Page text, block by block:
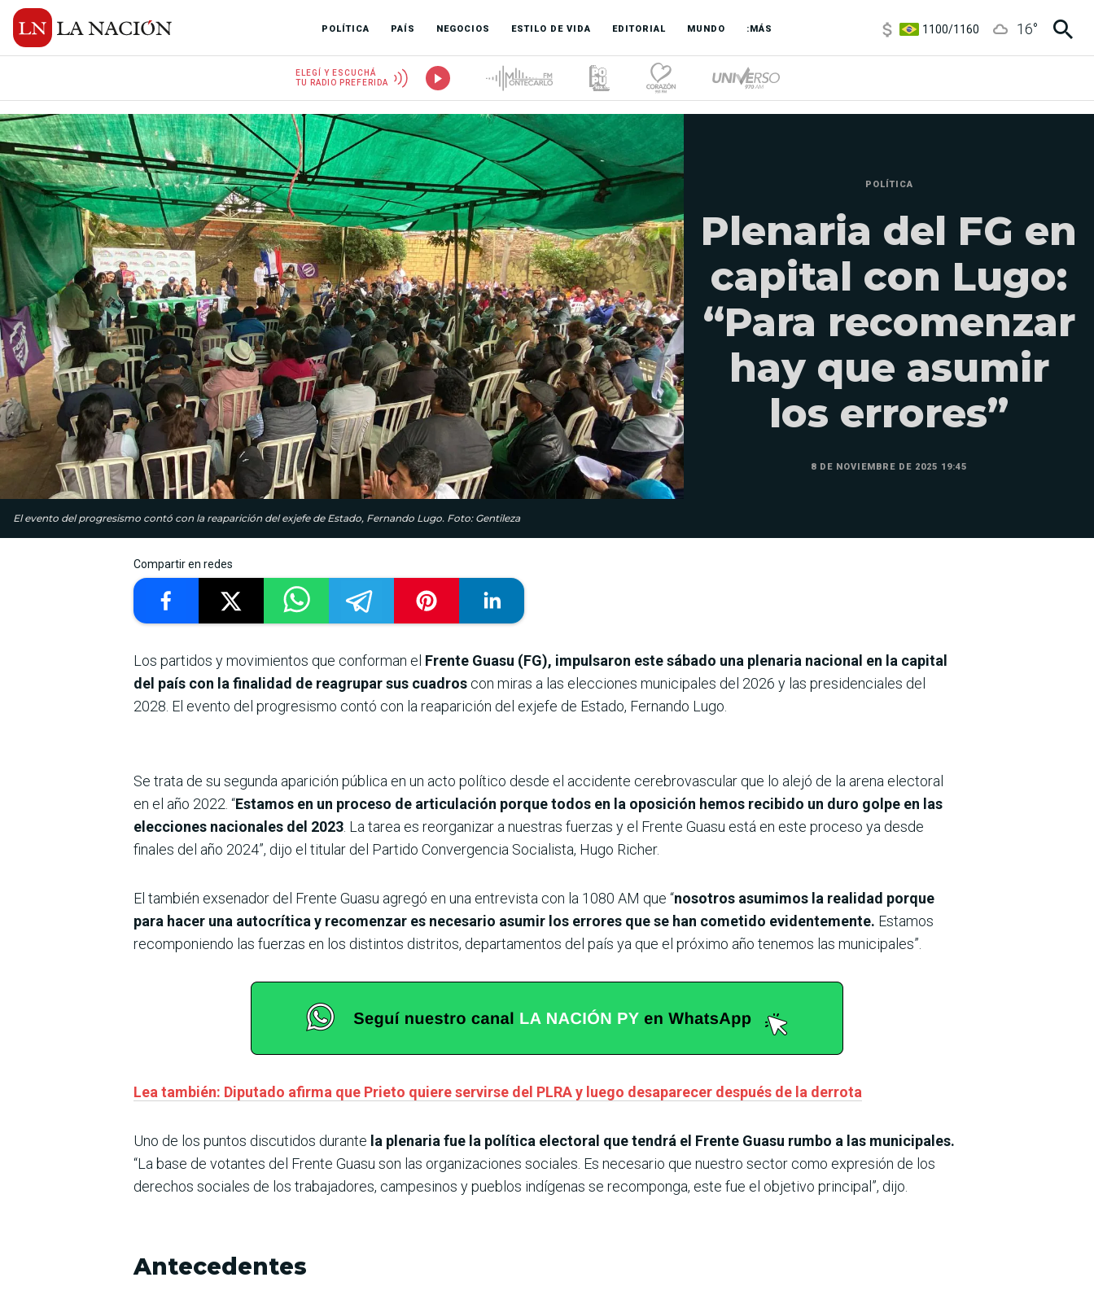
POLÍTICA PAÍS NEGOCIOS ESTILO DE VIDA EDITORIAL MUNDO :MÁS
3,8/4
16°
ELEGÍ Y ESCUCHÁ
TU RADIO PREFERIDA
El evento del progresismo contó con la reaparición del exjefe de Estado, Fernando Lugo. Foto: Gentileza
POLÍTICA
Plenaria del FG en
capital con Lugo:
“Para recomenzar
hay que asumir
los errores”
8 DE NOVIEMBRE DE 2025 19:45
Compartir en redes
Los partidos y movimientos que conforman el Frente Guasu (FG), impulsaron este sábado una plenaria nacional en la capital
del país con la finalidad de reagrupar sus cuadros con miras a las elecciones municipales del 2026 y las presidenciales del
2028. El evento del progresismo contó con la reaparición del exjefe de Estado, Fernando Lugo.
Se trata de su segunda aparición pública en un acto político desde el accidente cerebrovascular que lo alejó de la arena electoral
en el año 2022. “Estamos en un proceso de articulación porque todos en la oposición hemos recibido un duro golpe en las
elecciones nacionales del 2023 . La tarea es reorganizar a nuestras fuerzas y el Frente Guasu está en este proceso ya desde
finales del año 2024”, dijo el titular del Partido Convergencia Socialista, Hugo Richer.
El también exsenador del Frente Guasu agregó en una entrevista con la 1080 AM que “nosotros asumimos la realidad porque
para hacer una autocrítica y recomenzar es necesario asumir los errores que se han cometido evidentemente. Estamos
recomponiendo las fuerzas en los distintos distritos, departamentos del país ya que el próximo año tenemos las municipales”.
Lea también: Diputado afirma que Prieto quiere servirse del PLRA y luego desaparecer después de la derrota
Uno de los puntos discutidos durante la plenaria fue la política electoral que tendrá el Frente Guasu rumbo a las municipales.
“La base de votantes del Frente Guasu son las organizaciones sociales. Es necesario que nuestro sector como expresión de los
derechos sociales de los trabajadores, campesinos y pueblos indígenas se recomponga, este fue el objetivo principal”, dijo.
Antecedentes